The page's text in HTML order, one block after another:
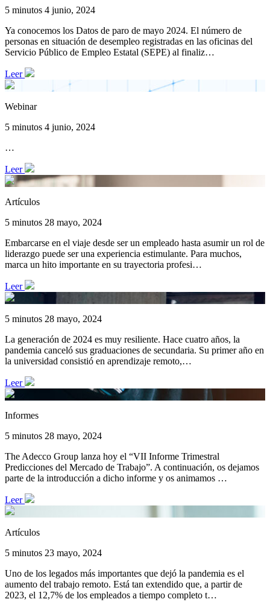
5 minutos 4 junio, 2024
Ya conocemos los Datos de paro de mayo 2024. El número de
personas en situación de desempleo registradas en las oficinas del
Servicio Público de Empleo Estatal (SEPE) al finaliz…
Leer
Webinar
5 minutos 4 junio, 2024
…
Leer
Artículos
5 minutos 28 mayo, 2024
Embarcarse en el viaje desde ser un empleado hasta asumir un rol de
liderazgo puede ser una experiencia estimulante. Para muchos,
marca un hito importante en su trayectoria profesi…
Leer
5 minutos 28 mayo, 2024
La generación de 2024 es muy resiliente. Hace cuatro años, la
pandemia canceló sus graduaciones de secundaria. Su primer año en
la universidad consistió en aprendizaje remoto,…
Leer
Informes
5 minutos 28 mayo, 2024
The Adecco Group lanza hoy el “VII Informe Trimestral
Predicciones del Mercado de Trabajo”. A continuación, os dejamos
parte de la introducción a dicho informe y os animamos …
Leer
Artículos
5 minutos 23 mayo, 2024
Uno de los legados más importantes que dejó la pandemia es el
aumento del trabajo remoto. Está tan extendido que, a partir de
2023, el 12,7% de los empleados a tiempo completo t…